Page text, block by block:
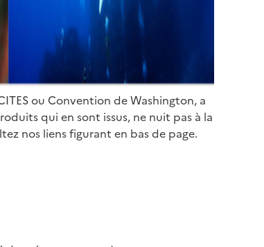
ou Convention de Washington, a
qui en sont issus, ne nuit pas à la
nos liens figurant en bas de page.